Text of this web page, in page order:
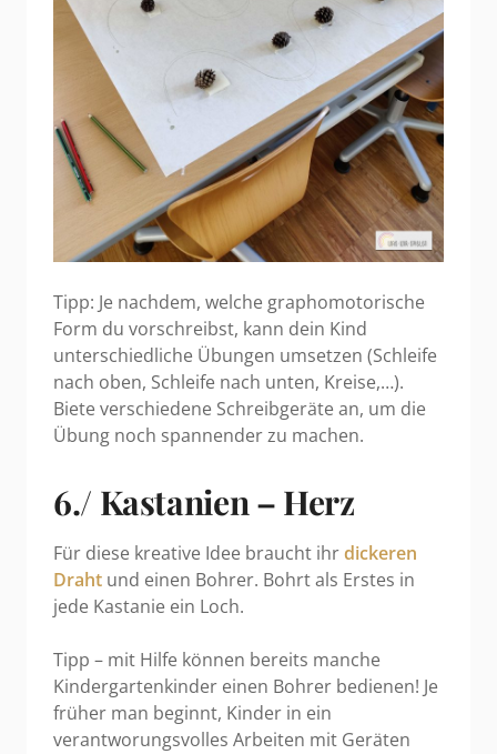
Tipp: Je nachdem, welche graphomotorische
Form du vorschreibst, kann dein Kind
unterschiedliche Übungen umsetzen (Schleife
nach oben, Schleife nach unten, Kreise,…).
Biete verschiedene Schreibgeräte an, um die
Übung noch spannender zu machen.
6./ Kastanien – Herz
Für diese kreative Idee braucht ihrdickeren
Draht und einen Bohrer. Bohrt als Erstes in
jede Kastanie ein Loch.
Tipp – mit Hilfe können bereits manche
Kindergartenkinder einen Bohrer bedienen! Je
früher man beginnt, Kinder in ein
verantworungsvolles Arbeiten mit Geräten